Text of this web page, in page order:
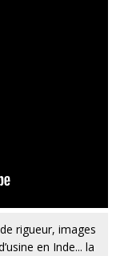
rigueur, images
en Inde... la